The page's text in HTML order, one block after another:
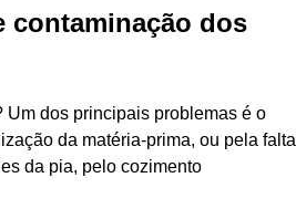
contaminação dos
dos principais problemas é o
da matéria‐prima, ou pela falta
da pia, pelo cozimento